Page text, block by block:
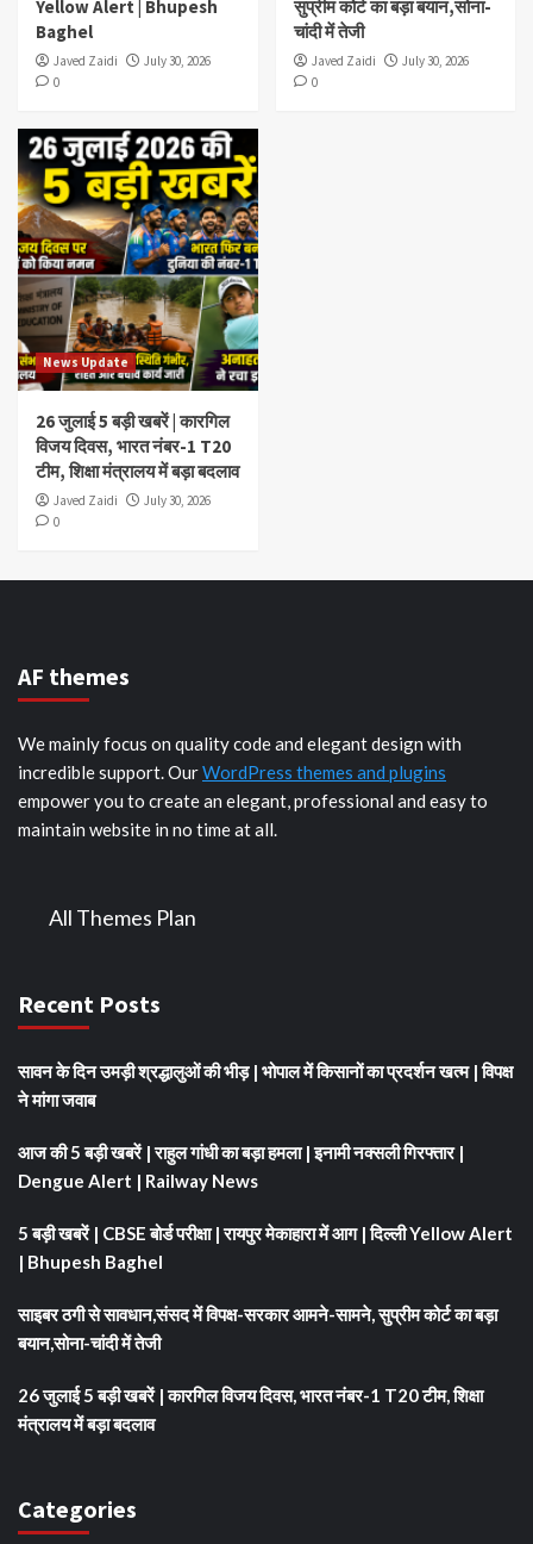
Yellow Alert | Bhupesh
Baghel
Javed Zaidi
July 30, 2026
0
सुप्रीम कोर्ट का बड़ा बयान,सोना-
चांदी में तेजी
Javed Zaidi
July 30, 2026
0
News Update
26 जुलाई 5 बड़ी खबरें | कारगिल
विजय दिवस, भारत नंबर-1 T20
टीम, शिक्षा मंत्रालय में बड़ा बदलाव
Javed Zaidi
July 30, 2026
0
AF themes
We mainly focus on quality code and elegant design with
incredible support. OurWordPress themes and plugins
empower you to create an elegant, professional and easy to
maintain website in no time at all.
All Themes Plan
Recent Posts
सावन के दिन उमड़ी श्रद्धालुओं की भीड़ | भोपाल में किसानों का प्रदर्शन खत्म | विपक्ष
ने मांगा जवाब
आज की 5 बड़ी खबरें | राहुल गांधी का बड़ा हमला | इनामी नक्सली गिरफ्तार |
Dengue Alert | Railway News
5 बड़ी खबरें | CBSE बोर्ड परीक्षा | रायपुर मेकाहारा में आग | दिल्ली Yellow Alert
| Bhupesh Baghel
साइबर ठगी से सावधान,संसद में विपक्ष-सरकार आमने-सामने, सुप्रीम कोर्ट का बड़ा
बयान,सोना-चांदी में तेजी
26 जुलाई 5 बड़ी खबरें | कारगिल विजय दिवस, भारत नंबर-1 T20 टीम, शिक्षा
मंत्रालय में बड़ा बदलाव
Categories